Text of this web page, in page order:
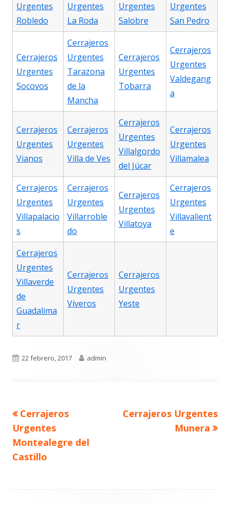
Urgentes
Robledo
Urgentes
La Roda
Urgentes
Salobre
Urgentes
San Pedro
Cerrajeros
Urgentes
Socovos
Cerrajeros
Urgentes
Tarazona
de la
Mancha
Cerrajeros
Urgentes
Tobarra
Cerrajeros
Urgentes
Valdegang
a
Cerrajeros
Urgentes
Vianos
Cerrajeros
Urgentes
Villa de Ves
Cerrajeros
Urgentes
Villalgordo
del Júcar
Cerrajeros
Urgentes
Villamalea
Cerrajeros
Urgentes
Villapalacio
s
Cerrajeros
Urgentes
Villarroble
do
Cerrajeros
Urgentes
Villatoya
Cerrajeros
Urgentes
Villavalient
e
Cerrajeros
Urgentes
Villaverde
de
Guadalima
r
Cerrajeros
Urgentes
Viveros
Cerrajeros
Urgentes
Yeste
Publicado
22 febrero, 2017 Autor
admin
Navegación
de
entradas
Artículo
anterior
Cerrajeros
Urgentes
Montealegre del
Castillo
Artículo
Cerrajeros Urgentes
Munera